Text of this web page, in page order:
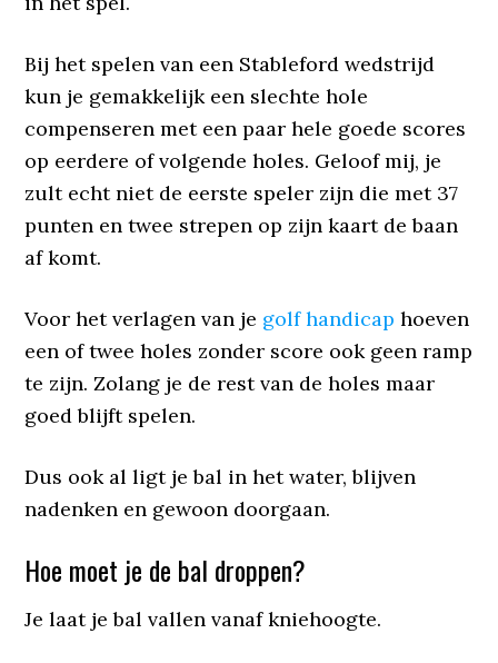
Bij het spelen van een Stableford wedstrijd
kun je gemakkelijk een slechte hole
compenseren met een paar hele goede scores
op eerdere of volgende holes. Geloof mij, je
zult echt niet de eerste speler zijn die met 37
punten en twee strepen op zijn kaart de baan
af komt.
Voor het verlagen van je golf handicap hoeven
een of twee holes zonder score ook geen ramp
te zijn. Zolang je de rest van de holes maar
goed blijft spelen.
Dus ook al ligt je bal in het water, blijven
nadenken en gewoon doorgaan.
Hoe moet je de bal droppen?
Je laat je bal vallen vanaf kniehoogte.